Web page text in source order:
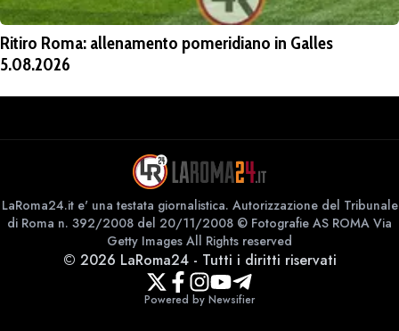
Ritiro Roma: allenamento pomeridiano in Galles
5.08.2026
LaRoma24.it e' una testata giornalistica. Autorizzazione del Tribunale
di Roma n. 392/2008 del 20/11/2008 © Fotografie AS ROMA Via
Getty Images All Rights reserved
© 2026 LaRoma24- Tutti i diritti riservati
Powered by Newsifier